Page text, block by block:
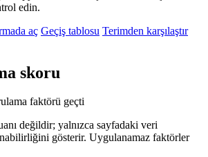
edin.
aç Geçiş tablosu Terimden karşılaştır
skoru
faktörü geçti
değildir; yalnızca sayfadaki veri
gösterir. Uygulanamaz faktörler